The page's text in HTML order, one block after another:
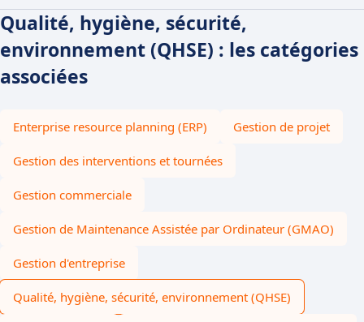
Qualité, hygiène, sécurité,
environnement (QHSE) : les catégories
associées
Enterprise resource planning (ERP) Gestion de projet
Gestion des interventions et tournées
Gestion commerciale
Gestion de Maintenance Assistée par Ordinateur (GMAO)
Gestion d'entreprise
Qualité, hygiène, sécurité, environnement (QHSE)